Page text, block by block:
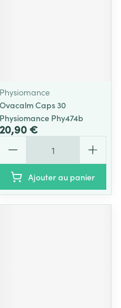
Physiomance
Ovacalm Caps 30
Physiomance Phy474b
20,90 €
Ajouter au panier